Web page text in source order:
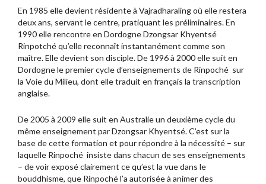
En 1985 elle devient résidente à Vajradharaling où elle restera
deux ans, servant le centre, pratiquant les préliminaires. En
1990 elle rencontre en Dordogne Dzongsar Khyentsé
Rinpotché qu’elle reconnaît instantanément comme son
maître. Elle devient son disciple. De 1996 à 2000 elle suit en
Dordogne le premier cycle d’enseignements de Rinpoché sur
la Voie du Milieu, dont elle traduit en français la transcription
anglaise.
De 2005 à 2009 elle suit en Australie un deuxième cycle du
même enseignement par Dzongsar Khyentsé. C’est sur la
base de cette formation et pour répondre à la nécessité – sur
laquelle Rinpoché insiste dans chacun de ses enseignements
– de voir exposé clairement ce qu’est la vue dans le
bouddhisme, que Rinpoché l’a autorisée à animer des